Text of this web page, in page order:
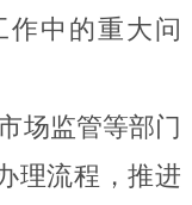
中的重大问
场监管等部门
理流程，推进